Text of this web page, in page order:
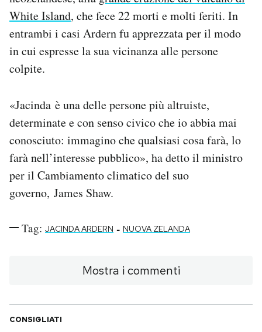
White Island, che fece 22 morti e molti feriti. In
entrambi i casi Ardern fu apprezzata per il modo
in cui espresse la sua vicinanza alle persone
colpite.
«Jacinda è una delle persone più altruiste,
determinate e con senso civico che io abbia mai
conosciuto: immagino che qualsiasi cosa farà, lo
farà nell’interesse pubblico», ha detto il ministro
per il Cambiamento climatico del suo
governo, James Shaw.
Tag: JACINDA ARDERN - NUOVA ZELANDA
Mostra i commenti
CONSIGLIATI